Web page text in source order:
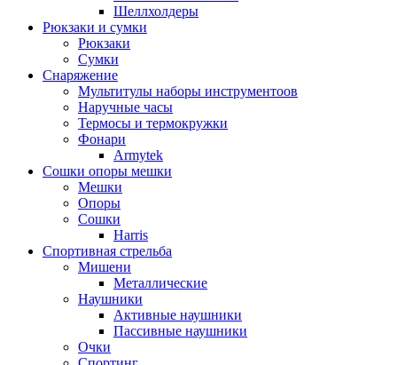
Шеллхолдеры
Рюкзаки и сумки
Рюкзаки
Сумки
Снаряжение
Мультитулы наборы инструментоов
Наручные часы
Термосы и термокружки
Фонари
Armytek
Сошки опоры мешки
Мешки
Опоры
Сошки
Harris
Спортивная стрельба
Мишени
Металлические
Наушники
Активные наушники
Пассивные наушники
Очки